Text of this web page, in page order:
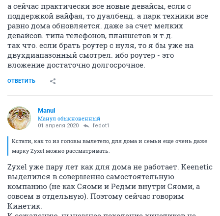
а сейчас практически все новые девайсы, если с
поддержкой вайфая, то дуалбенд. а парк техники все
равно дома обновляется. даже за счет мелких
девайсов. типа телефонов, планшетов и т.д.
так что. если брать роутер с нуля, то я бы уже на
двухдиапазонный смотрел. ибо роутер - это
вложение достаточно долгосрочное.
ОТВЕТИТЬ
Manul
Манул обыкновенный
01 апреля 2020 fedot1
Кстати, как то из головы вылетело, для дома и семьи еще очень даже
марку Zyxel можно рассматривать.
Zyxel уже пару лет как для дома не работает. Keenetic
выделился в совершенно самостоятельную
компанию (не как Сяоми и Редми внутри Сяоми, а
совсем в отдельную). Поэтому сейчас говорим
Кинетик.